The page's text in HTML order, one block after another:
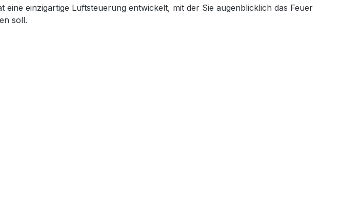
einzigartige Luftsteuerung entwickelt, mit der Sie augenblicklich das Feuer
soll.